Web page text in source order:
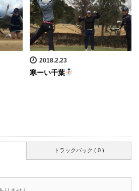
2018.2.23
寒ーい千葉
トラックバック ( 0 )